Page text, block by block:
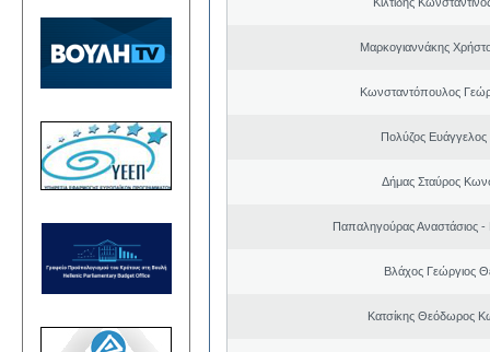
Μαρκογιαννάκης
Κωνσταντόπουλος
Πολύζος Ευάγγελος
Δήμας Σταύρος
Παπαληγούρας Αναστάσιος -
Βλάχος Γεώργιος
Κατσίκης Θεόδωρος